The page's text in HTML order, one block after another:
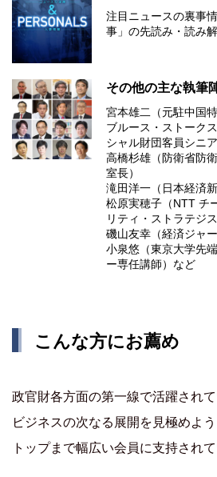
注目ニュースの裏事
事」の先読み・読み
その他の主な執筆
宮本雄二（元駐中国
ブルース・ストーク
シャル財団客員シニア
高橋杉雄（防衛省防
室長）
滝田洋一（日本経済
松原実穂子（NTT チ
リティ・ストラテジス
磯山友幸（経済ジャー
小泉悠（東京大学先
ー専任講師）など
こんな方にお薦め
政官財各方面の第一線で活躍され
ビジネスの次なる展開を見極めよ
トップまで幅広い会員に支持されて